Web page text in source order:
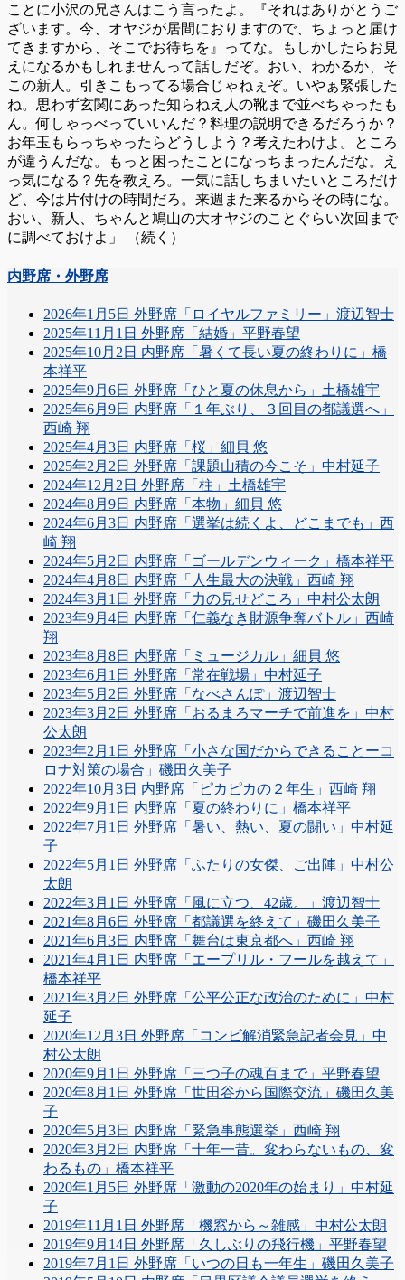
ことに小沢の兄さんはこう言ったよ。『それはありがとうご
ざいます。今、オヤジが居間におりますので、ちょっと届け
てきますから、そこでお待ちを』ってな。もしかしたらお見
えになるかもしれませんって話しだぞ。おい、わかるか、そ
この新人。引きこもってる場合じゃねぇぞ。いやぁ緊張した
ね。思わず玄関にあった知らねえ人の靴まで並べちゃったも
ん。何しゃっべっていいんだ？料理の説明できるだろうか？
お年玉もらっちゃったらどうしよう？考えたわけよ。ところ
が違うんだな。もっと困ったことになっちまったんだな。え
っ気になる？先を教えろ。一気に話しちまいたいところだけ
ど、今は片付けの時間だろ。来週また来るからその時にな。
おい、新人、ちゃんと鳩山の大オヤジのことぐらい次回まで
に調べておけよ」 （続く）
内野席・外野席
2026年1月5日 外野席「ロイヤルファミリー」渡辺智士
2025年11月1日 外野席「結婚」平野春望
2025年10月2日 内野席「暑くて長い夏の終わりに」橋
本祥平
2025年9月6日 外野席「ひと夏の休息から」土橋雄宇
2025年6月9日 内野席「１年ぶり、３回目の都議選へ」
西崎 翔
2025年4月3日 内野席「桜」細貝 悠
2025年2月2日 外野席「課題山積の今こそ」中村延子
2024年12月2日 外野席「柱」土橋雄宇
2024年8月9日 内野席「本物」細貝 悠
2024年6月3日 内野席「選挙は続くよ、どこまでも」西
崎 翔
2024年5月2日 内野席「ゴールデンウィーク」橋本祥平
2024年4月8日 内野席「人生最大の決戦」西崎 翔
2024年3月1日 外野席「力の見せどころ」中村公太朗
2023年9月4日 内野席「仁義なき財源争奪バトル」西崎
翔
2023年8月8日 内野席「ミュージカル」細貝 悠
2023年6月1日 外野席「常在戦場」中村延子
2023年5月2日 外野席「なべさんぽ」渡辺智士
2023年3月2日 外野席「おるまろマーチで前進を」中村
公太朗
2023年2月1日 外野席「小さな国だからできることーコ
ロナ対策の場合」磯田久美子
2022年10月3日 内野席「ピカピカの２年生」西崎 翔
2022年9月1日 内野席「夏の終わりに」橋本祥平
2022年7月1日 外野席「暑い、熱い、夏の闘い」中村延
子
2022年5月1日 外野席「ふたりの女傑、ご出陣」中村公
太朗
2022年3月1日 外野席「風に立つ、42歳。」渡辺智士
2021年8月6日 外野席「都議選を終えて」磯田久美子
2021年6月3日 内野席「舞台は東京都へ」西崎 翔
2021年4月1日 内野席「エープリル・フールを越えて」
橋本祥平
2021年3月2日 外野席「公平公正な政治のために」中村
延子
2020年12月3日 外野席「コンビ解消緊急記者会見」中
村公太朗
2020年9月1日 外野席「三つ子の魂百まで」平野春望
2020年8月1日 外野席「世田谷から国際交流」磯田久美
子
2020年5月3日 内野席「緊急事態選挙」西崎 翔
2020年3月2日 内野席「十年一昔。変わらないもの、変
わるもの」橋本祥平
2020年1月5日 外野席「激動の2020年の始まり」中村延
子
2019年11月1日 外野席「機窓から～雑感」中村公太朗
2019年9月14日 外野席「久しぶりの飛行機」平野春望
2019年7月1日 外野席「いつの日も一年生」磯田久美子